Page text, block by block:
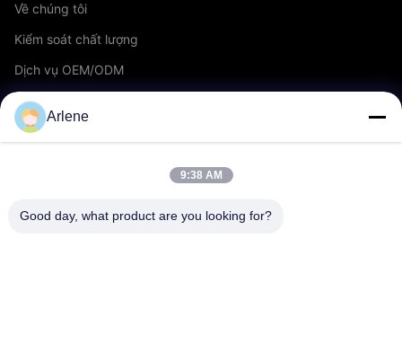
Về chúng tôi
Kiểm soát chất lượng
Dịch vụ OEM/ODM
Sự kiện & Tin tức
Câu hỏi thường gặp
Arlene
9:38 AM
Good day, what product are you looking for?